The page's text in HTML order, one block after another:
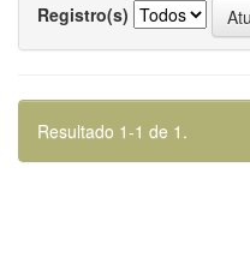
Registro(s)
Resultado 1-1 de 1.